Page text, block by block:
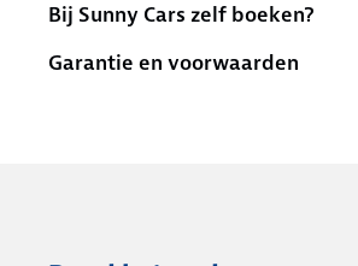
Bij Sunny Cars zelf boeken?
Garantie en voorwaarden